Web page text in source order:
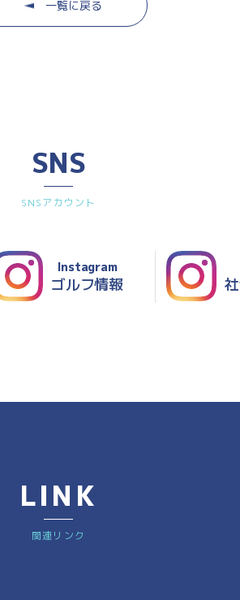
一覧に戻る
SNS
SNSアカウント
Instagram
ゴルフ情報
LINK
関連リンク